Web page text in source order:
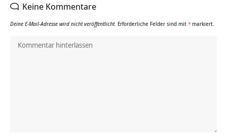
Keine Kommentare
Deine E-Mail-Adresse wird nicht veröffentlicht. Erforderliche Felder sind mit * markiert.